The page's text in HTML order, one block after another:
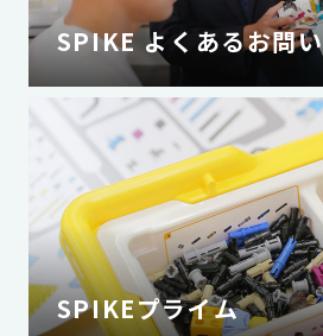
SPIKE よくあるお問
SPIKEプライム